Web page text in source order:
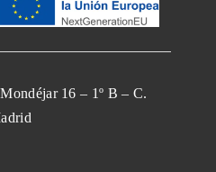
16 – 1º B – C.